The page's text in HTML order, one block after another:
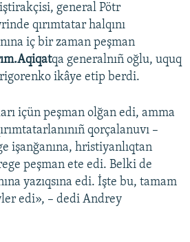
general Pötr
qırımtatar halqını
iç bir zaman peşman
qa generalnıñ oğlu, uquq
ikâye etip berdi.
içün peşman olğan edi, amma
qorçalanuvı –
işanğanına, hristiyanlıqtan
peşman ete edi. Belki de
yazıqsına edi. İşte bu, tamam
edi», – dedi Andrey